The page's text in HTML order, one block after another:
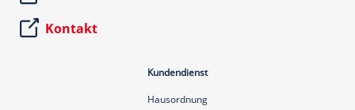
Kontakt
Kundendienst
Hausordnung